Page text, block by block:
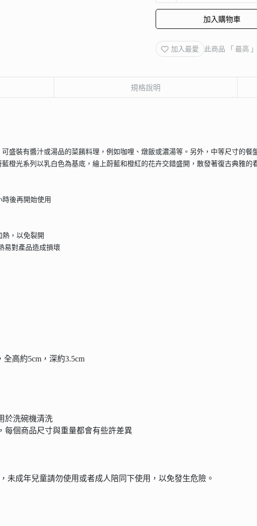
加入購物車
加入最愛 此商品 「 最高
規格說明
盛裝有醬汁或湯品的菜餚料理，例如咖哩、燉飯或濃湯等。另外，中等尺寸的餐
橙光系列以乳白色為基底，繪上蔚藍和橙紅的花卉交錯盛開，散發著復古典雅的
後再開始使用
，以免裂開
易對產品造成損壞
全高約5cm，深約3.5cm
於洗碗機清洗
每個商品尺寸與重量都會有些許差異
未成年兒童請勿使用或者成人陪同下使用，以免發生危險。